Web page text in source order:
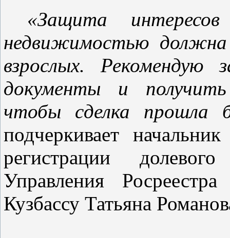
«Защита
недвижимостью
взрослых. Рекомендую
документы и
чтобы сделка прошла
подчеркивает
регистрации
Управления
Кузбассу Татьяна